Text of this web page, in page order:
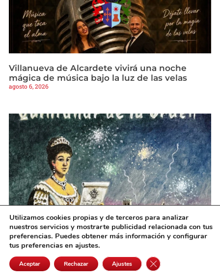
Villanueva de Alcardete vivirá una noche
mágica de música bajo la luz de las velas
agosto 6, 2026
Quintanar oficializa un programa de Feria con
actos para todos los públicos y la tradición
como eje
agosto 6, 2026
Utilizamos cookies propias y de terceros para analizar
nuestros servicios y mostrarte publicidad relacionada con tus
preferencias. Puedes obtener más información y configurar
tus preferencias en ajustes.
Aceptar Rechazar Ajustes Cerrar el banner de